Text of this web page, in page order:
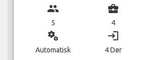
group
5
business_center
4
miscellaneous_services
Automatisk
login
4 Dør